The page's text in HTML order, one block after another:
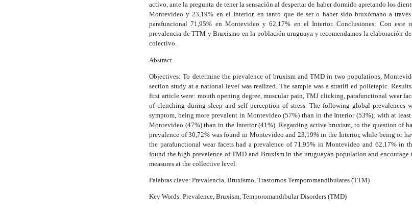
activo, ante la pregunta de tener la sensación al despertar de haber dormido apretando los
Montevideo y 23,19% en el Interior, en tanto que de ser o haber sido bruxómano a
parafuncional 71,95% en Montevideo y 62,17% en el Interior. Conclusiones: Con este
prevalencia de TTM y Bruxismo en la población uruguaya y recomendamos la elaboración
colectivo.
Abstract
Objectives: To determine the prevalence of bruxism and TMD in two populations,
section study at a national level was realized. The sample was a stratifi ed polietapic.
first article were: mouth opening degree, muscular pain, TMJ clicking, parafunctional wear
of clenching during sleep and self perception of stress. The following global
symptom, being more prevalent in Montevideo (57%) than in the Interior (53%); with at
Montevideo (47%) than in the Interior (41%). Regarding active bruxism, to the question of
prevalence of 30,72% was found in Montevideo and 23,19% in the Interior, while being or
the parafunctional wear facets had a prevalence of 71,95% in Montevideo and 62,17% in
found the high prevalence of TMD and Bruxism in the uruguayan population and
measures at the collective level.
Palabras clave: Prevalencia, Bruxismo, Trastornos Temporomandibulares (TTM)
Key Words: Prevalence, Bruxism, Temporomandibular Disorders (TMD)